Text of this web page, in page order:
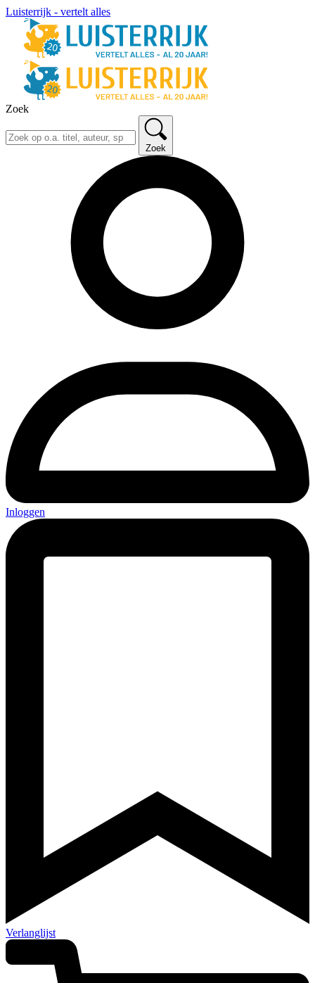
Luisterrijk - vertelt alles
Zoek
Zoek
Inloggen
Verlanglijst